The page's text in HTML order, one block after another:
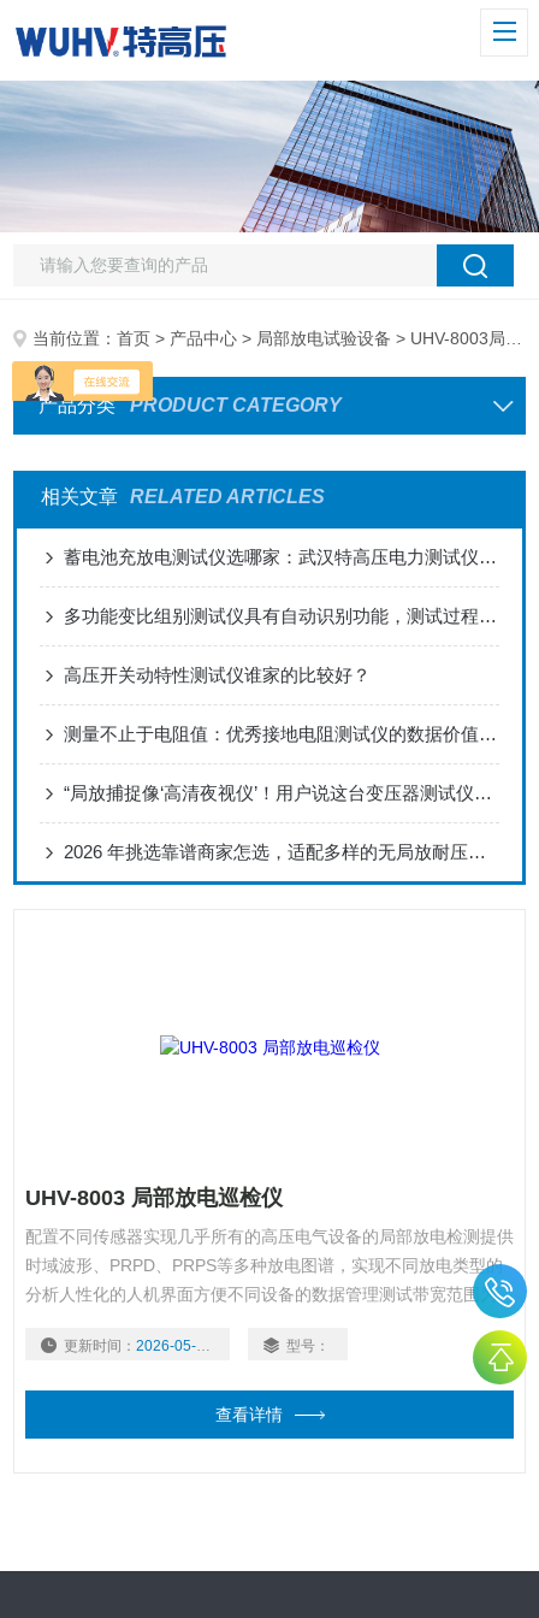
当前位置：首页 > 产品中心 > 局部放电试验设备 > UHV-8003局部放电巡检仪
产品分类 PRODUCT CATEGORY
相关文章 RELATED ARTICLES
蓄电池充放电测试仪选哪家：武汉特高压电力测试仪在标准化运维中的应用
多功能变比组别测试仪具有自动识别功能，测试过程更加简便和高效
高压开关动特性测试仪谁家的比较好？
测量不止于电阻值：优秀接地电阻测试仪的数据价值延伸
“局放捕捉像‘高清夜视仪’！用户说这台变压器测试仪从不漏判”
2026 年挑选靠谱商家怎选，适配多样的无局放耐压试验装置怎么挑供应商
UHV-8003 局部放电巡检仪
配置不同传感器实现几乎所有的高压电气设备的局部放电检测提供
时域波形、PRPD、PRPS等多种放电图谱，实现不同放电类型的
分析人性化的人机界面方便不同设备的数据管理测试带宽范围为
更新时间： 2026-05-22 型号：
查看详情